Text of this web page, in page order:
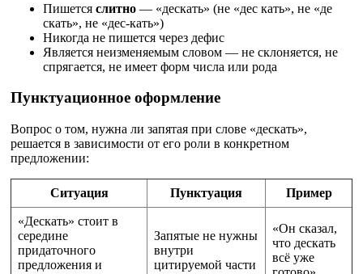
Пишется слитно — «дескать» (не «дес кать», не «де
скать», не «дес-кать»)
Никогда не пишется через дефис
Является неизменяемым словом — не склоняется, не
спрягается, не имеет форм числа или рода
Пунктуационное оформление
Вопрос о том, нужна ли запятая при слове «дескать»,
решается в зависимости от его роли в конкретном
предложении:
Ситуация Пунктуация Пример
«Дескать» стоит в
середине
придаточного
предложения и
Запятые не нужны
внутри
цитируемой части
«Он сказал,
что дескать
всё уже